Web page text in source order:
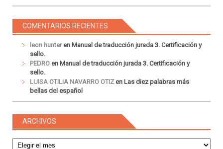
COMENTARIOS RECIENTES
leon hunteren Manual de traducción jurada 3. Certificación y
sello.
PEDRO en Manual de traducción jurada 3. Certificación y
sello.
LUISA OTILIA NAVARRO OTIZen Las diez palabras más
bellas del español
ARCHIVOS